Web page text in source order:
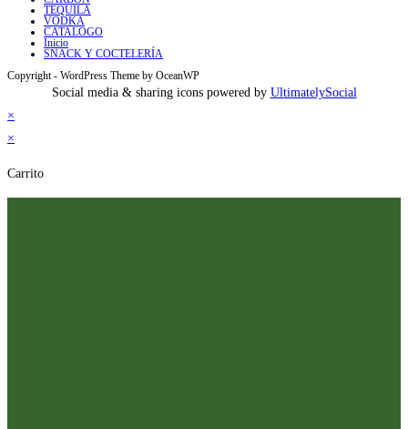
TEQUILA
VODKA
CATALOGO
Inicio
SNACK Y COCTELERÍA
Copyright - WordPress Theme by OceanWP
Social media & sharing icons powered by UltimatelySocial
×
×
Carrito